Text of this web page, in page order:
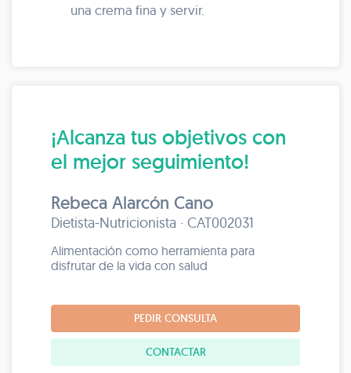
una crema fina y servir.
¡Alcanza tus objetivos con
el mejor seguimiento!
Rebeca Alarcón Cano
Dietista-Nutricionista · CAT002031
Alimentación como herramienta para
disfrutar de la vida con salud
PEDIR CONSULTA
CONTACTAR